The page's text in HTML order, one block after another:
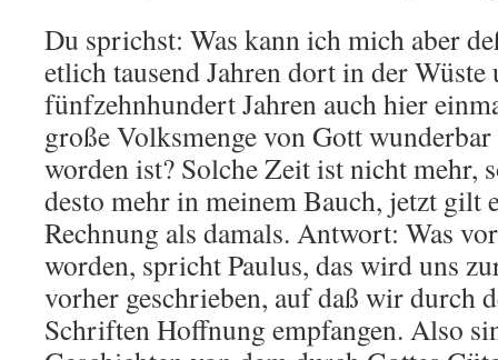
Du sprichst: Was kann ich mich aber
etlich tausend Jahren dort in der Wüste
fünfzehnhundert Jahren auch hier
große Volksmenge von Gott
worden ist? Solche Zeit ist nicht mehr,
desto mehr in meinem Bauch, jetzt gilt
Rechnung als damals. Antwort: Was
worden, spricht Paulus, das wird uns
vorher geschrieben, auf daß wir durch
Schriften Hoffnung empfangen. Also